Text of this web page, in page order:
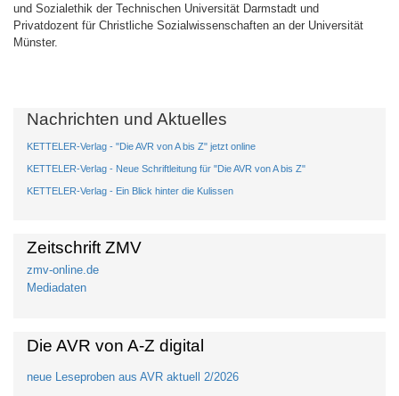
und Sozialethik der Technischen Universität Darmstadt und
Privatdozent für Christliche Sozialwissenschaften an der Universität
Münster.
Nachrichten und Aktuelles
KETTELER-Verlag - "Die AVR von A bis Z" jetzt online
KETTELER-Verlag - Neue Schriftleitung für "Die AVR von A bis Z"
KETTELER-Verlag - Ein Blick hinter die Kulissen
Zeitschrift ZMV
zmv-online.de
Mediadaten
Die AVR von A-Z digital
neue Leseproben aus AVR aktuell 2/2026